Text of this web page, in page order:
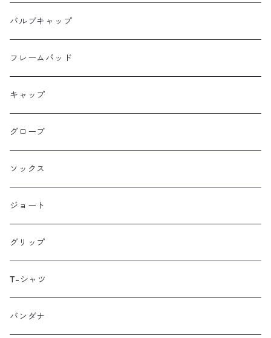
Ellum Bag Works
Farewell
Farther Bag Co
HANDUP
HMPL
Loophole Bags
Lords Luggage
LUGS NOT DRUGS
MECHANIX WEAR
リアトップチューブバッグ
サドルバッグ
バルブキャップ
フレームパッド
キャップ
グローブ
ソックス
ジョート
グリップ
T-シャツ
バンダナ